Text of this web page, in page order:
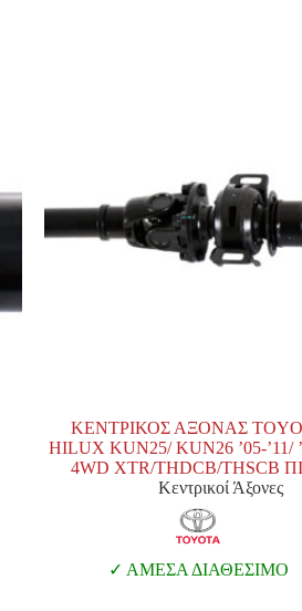
ΚΕΝΤΡΙΚΟΣ ΑΞΟΝΑΣ
HILUX KUN25/ KUN26 ’05-’11/
4WD XTR/THDCB/THSCB
Κεντρικοί Άξονες
ΑΜΕΣΑ ΔΙΑΘΕΣΙΜΟ